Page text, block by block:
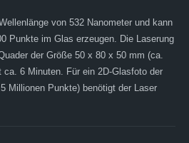
von 532 Nanometer und kann
Punkte im Glas erzeugen. Die Laserung
der Größe 50 x 80 x 50 mm (ca.
ca. 6 Minuten. Für ein 2D-Glasfoto der
Millionen Punkte) benötigt der Laser